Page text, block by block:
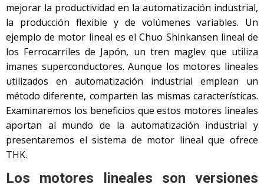
mejorar la productividad en la automatización industrial,
la producción flexible y de volúmenes variables. Un
ejemplo de motor lineal es el Chuo Shinkansen lineal de
los Ferrocarriles de Japón, un tren maglev que utiliza
imanes superconductores. Aunque los motores lineales
utilizados en automatización industrial emplean un
método diferente, comparten las mismas características.
Examinaremos los beneficios que estos motores lineales
aportan al mundo de la automatización industrial y
presentaremos el sistema de motor lineal que ofrece
THK.
Los motores lineales son versiones